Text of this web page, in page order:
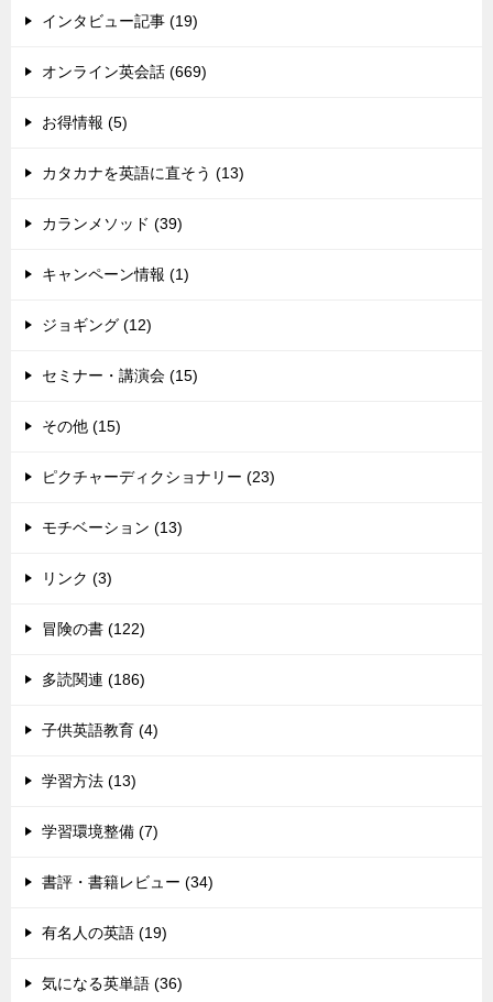
インタビュー記事 (19)
オンライン英会話 (669)
お得情報 (5)
カタカナを英語に直そう (13)
カランメソッド (39)
キャンペーン情報 (1)
ジョギング (12)
セミナー・講演会 (15)
その他 (15)
ピクチャーディクショナリー (23)
モチベーション (13)
リンク (3)
冒険の書 (122)
多読関連 (186)
子供英語教育 (4)
学習方法 (13)
学習環境整備 (7)
書評・書籍レビュー (34)
有名人の英語 (19)
気になる英単語 (36)